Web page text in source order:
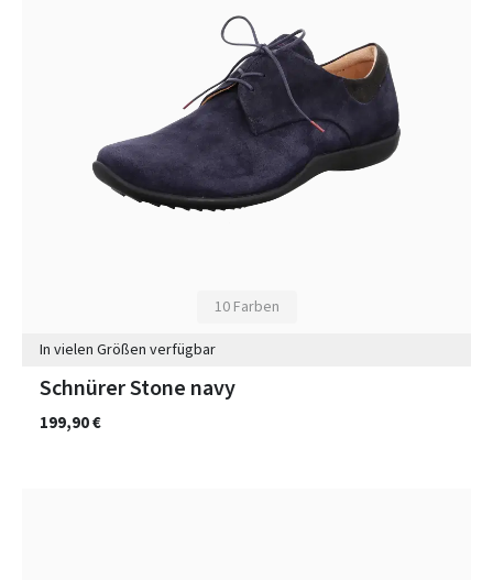
10 Farben
In vielen Größen verfügbar
Schnürer Stone navy
199,90 €